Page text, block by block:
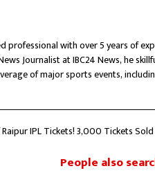
professional with over 5 years of
Journalist at IBC24 News, he
of major sports events,
has also conducted interviews
IPL Tickets! ₹3,000 Tickets
People also